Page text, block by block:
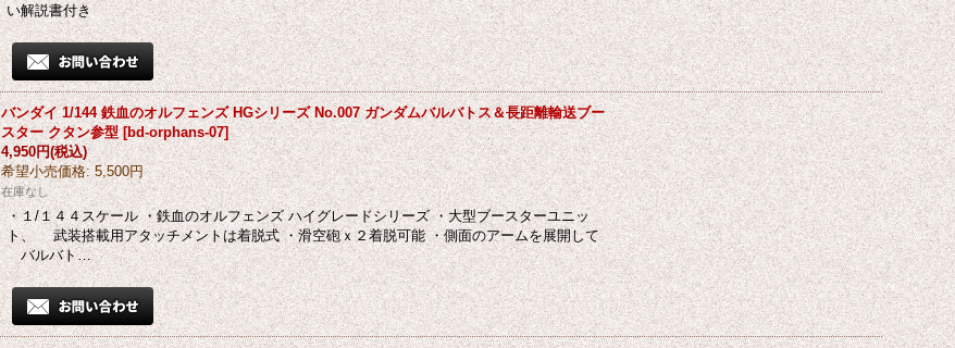
い解説書付き
バンダイ 1/144 鉄血のオルフェンズ HGシリーズ No.007 ガンダムバルバトス＆長距離輸送ブー
スター クタン参型 [bd-orphans-07]
4,950円(税込)
希望小売価格: 5,500円
在庫なし
・１/１４４スケール ・鉄血のオルフェンズ ハイグレードシリーズ ・大型ブースターユニッ
ト、 武装搭載用アタッチメントは着脱式 ・滑空砲ｘ２着脱可能 ・側面のアームを展開して
バルバト…